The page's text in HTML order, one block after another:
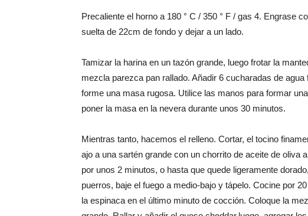
Precaliente el horno a 180 ° C / 350 ° F / gas 4. Engrase
suelta de 22cm de fondo y dejar a un lado.
Tamizar la harina en un tazón grande, luego frotar la
mezcla parezca pan rallado. Añadir 6 cucharadas de agua
forme una masa rugosa. Utilice las manos para formar
poner la masa en la nevera durante unos 30 minutos.
Mientras tanto, hacemos el relleno. Cortar, el tocino
ajo a una sartén grande con un chorrito de aceite de oliva
por unos 2 minutos, o hasta que quede ligeramente dorado,
puerros, baje el fuego a medio-bajo y tápelo. Cocine por
la espinaca en el último minuto de cocción. Coloque la